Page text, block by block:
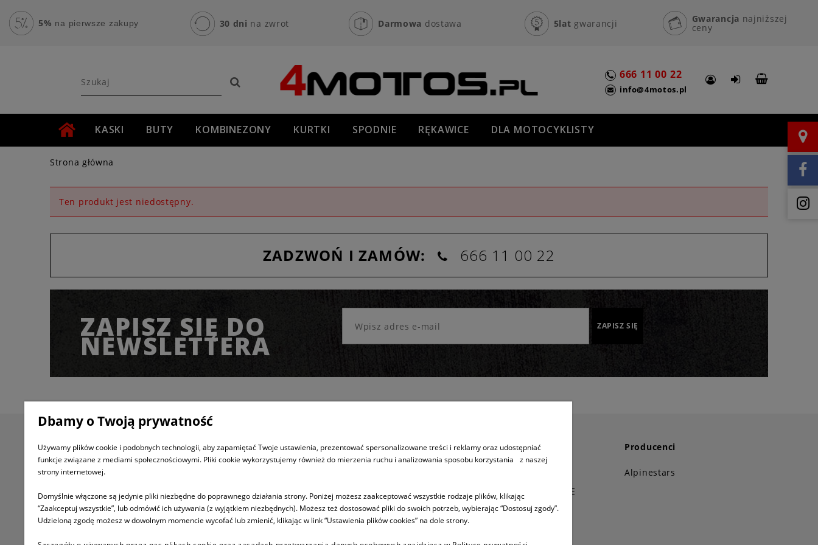
5% na pierwsze zakupy 30 dni na zwrot Darmowa dostawa 5lat gwarancji Gwarancja najniższej
ceny
666 11 00 22
info@4motos.pl
KASKI BUTY KOMBINEZONY KURTKI SPODNIE RĘKAWICE DLA MOTOCYKLISTY
AKCESORIA MOTOCYKLOWE
Strona główna
Ten produkt jest niedostępny.
ZADZWOŃ I ZAMÓW: 666 11 00 22
ZAPISZ SIĘ DO
NEWSLETTERA
ZAPISZ SIĘ
Informacje
Informacje o firmie
Regulamin
Twoje zamówienia
Pomoc
FAQ
Polityka prywatności
Sprzedaż produktów
Wysyłka
KUPUJ TANIEJ !
Inne
Program ASSISTANCE
Producenci
Alpinestars
Dbamy o Twoją prywatność
Używamy plików cookie i podobnych technologii, aby zapamiętać Twoje ustawienia, prezentować spersonalizowane treści i reklamy oraz udostępniać
funkcje związane z mediami społecznościowymi. Pliki cookie wykorzystujemy również do mierzenia ruchu i analizowania sposobu korzystania z naszej
strony internetowej.
Domyślnie włączone są jedynie pliki niezbędne do poprawnego działania strony. Poniżej możesz zaakceptować wszystkie rodzaje plików, klikając
“Zaakceptuj wszystkie”, lub odmówić ich używania (z wyjątkiem niezbędnych). Możesz też dostosować pliki do swoich potrzeb, wybierając “Dostosuj zgody”.
Udzieloną zgodę możesz w dowolnym momencie wycofać lub zmienić, klikając w link “Ustawienia plików cookies” na dole strony.